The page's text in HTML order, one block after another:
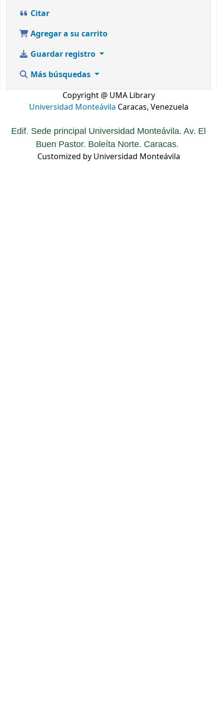
Citar
Agregar a su carrito
Guardar registro
Más búsquedas
Copyright @ UMA Library
Universidad Monteávila Caracas, Venezuela
Edif. Sede principal Universidad Monteávila. Av. El
Buen Pastor. Boleíta Norte. Caracas.
Customized by Universidad Monteávila